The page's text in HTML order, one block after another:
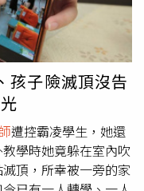
，若真的有經費或人
市要在不牴觸母法之下
、年資等條件符合者
已無教學量能者對教
長林益洲則回應，郭
慮郭老師還有校園事
」完成再同意退休，
，局端不會對單一老
年新竹縣學校單
年輕人認真修師培，
後優秀的年輕師資不願
，若教育是一座大
山中危機四伏，卻又
能看著師培生抱著熱
」他嘆氣。另一名未
舞者其實就是政大公
前部長潘文忠的「師
佳龍副手任內就有
接觸性皮炎，並指出
薄、含水量高且血管豐
醫師進一步解釋，部
含甲醛、重金屬或致
丘疹、水泡等過敏反
隨搔癢或灼痛感。醫
品引起兒童接觸性皮
學群體中常見。對
，低價產品多為「三
孩子險滅頂沒告
遭控霸凌學生，她還
學時她竟躲在室內吹
頂，所幸被一旁的家